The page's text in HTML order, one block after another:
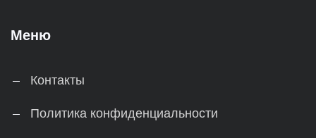
Меню
Контакты
Политика конфиденциальности